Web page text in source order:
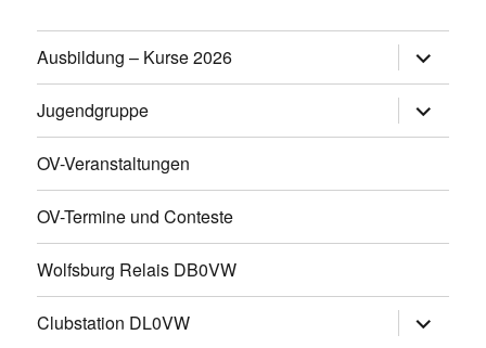
Ausbildung – Kurse 2026
öffnen
Jugendgruppe
öffnen
OV-Veranstaltungen
OV-Termine und Conteste
Wolfsburg Relais DB0VW
Clubstation DL0VW öffnen